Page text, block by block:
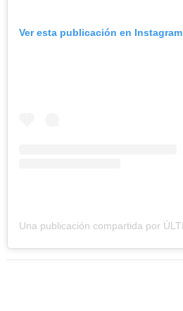
Ver esta publicación en Instagram